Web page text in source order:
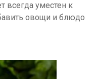
всегда уместен к
овощи и блюдо